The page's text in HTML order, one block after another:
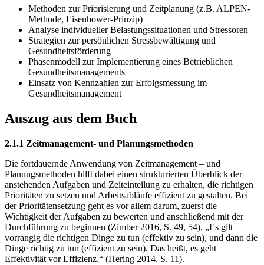
Methoden zur Priorisierung und Zeitplanung (z.B. ALPEN-
Methode, Eisenhower-Prinzip)
Analyse individueller Belastungssituationen und Stressoren
Strategien zur persönlichen Stressbewältigung und
Gesundheitsförderung
Phasenmodell zur Implementierung eines Betrieblichen
Gesundheitsmanagements
Einsatz von Kennzahlen zur Erfolgsmessung im
Gesundheitsmanagement
Auszug aus dem Buch
2.1.1 Zeitmanagement- und Planungsmethoden
Die fortdauernde Anwendung von Zeitmanagement – und
Planungsmethoden hilft dabei einen strukturierten Überblick der
anstehenden Aufgaben und Zeiteinteilung zu erhalten, die richtigen
Prioritäten zu setzen und Arbeitsabläufe effizient zu gestalten. Bei
der Prioritätensetzung geht es vor allem darum, zuerst die
Wichtigkeit der Aufgaben zu bewerten und anschließend mit der
Durchführung zu beginnen (Zimber 2016, S. 49, 54). „Es gilt
vorrangig die richtigen Dinge zu tun (effektiv zu sein), und dann die
Dinge richtig zu tun (effizient zu sein). Das heißt, es geht
Effektivität vor Effizienz.“ (Hering 2014, S. 11).